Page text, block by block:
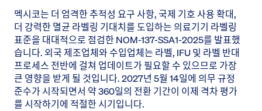
멕시코는 더 엄격한 추적성 요구 사항, 국제 기호 사용 확대,
더 강력한 멸균 라벨링 기대치를 도입하는 의료기기 라벨링
표준을 대대적으로 점검한 NOM-137-SSA1-2025를 발표했
습니다. 외국 제조업체와 수입업체는 라벨, IFU 및 라벨 반대
프로세스 전반에 걸쳐 업데이트가 필요할 수 있으므로 가장
큰 영향을 받게 될 것입니다. 2027년 5월 14일에 의무 규정
준수가 시작되면서 약 360일의 전환 기간이 이제 격차 평가
를 시작하기에 적절한 시기입니다.